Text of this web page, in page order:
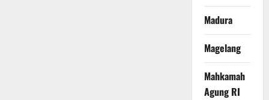
Madura
Magelang
Mahkamah
Agung RI